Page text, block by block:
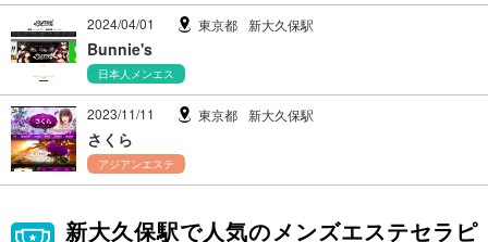
2024/04/01 東京都 新大久保駅
Bunnie's
日本人メンエス
2023/11/11 東京都 新大久保駅
さくら
アジアンエステ
新大久保駅で人気のメンズエステセラピ